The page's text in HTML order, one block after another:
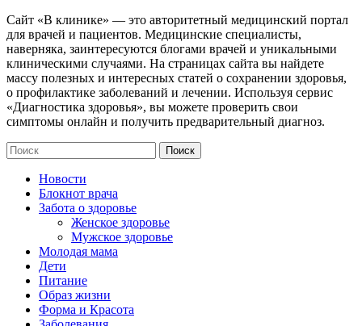
Сайт «В клинике» — это авторитетный медицинский портал
для врачей и пациентов. Медицинские специалисты,
наверняка, заинтересуются блогами врачей и уникальными
клиническими случаями. На страницах сайта вы найдете
массу полезных и интересных статей о сохранении здоровья,
о профилактике заболеваний и лечении. Используя сервис
«Диагностика здоровья», вы можете проверить свои
симптомы онлайн и получить предварительный диагноз.
Новости
Блокнот врача
Забота о здоровье
Женское здоровье
Мужское здоровье
Молодая мама
Дети
Питание
Образ жизни
Форма и Красота